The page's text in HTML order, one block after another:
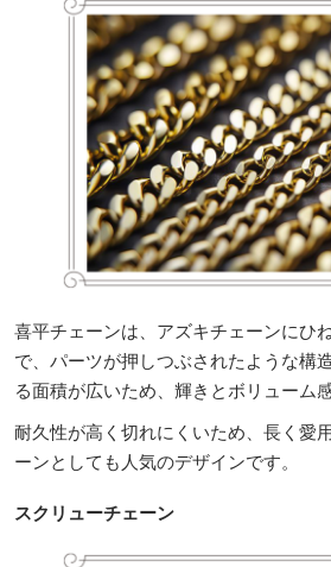
喜平チェーンは、アズキチェーンにひ
で、パーツが押しつぶされたような構
る面積が広いため、輝きとボリューム
耐久性が高く切れにくいため、長く愛
ーンとしても人気のデザインです。
スクリューチェーン